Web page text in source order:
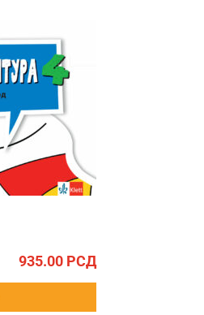
935.00 РСД